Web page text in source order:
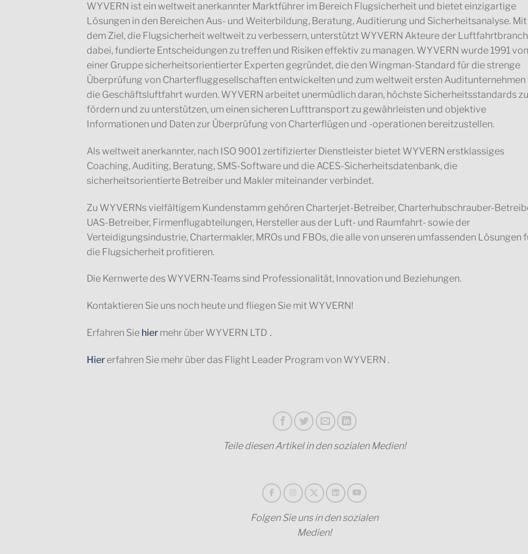
WYVERN ist ein weltweit anerkannter Marktführer im Bereich Flugsicherheit und bietet einzigartige
Lösungen in den Bereichen Aus- und Weiterbildung, Beratung, Auditierung und Sicherheitsanalyse. Mit
dem Ziel, die Flugsicherheit weltweit zu verbessern, unterstützt WYVERN Akteure der
dabei, fundierte Entscheidungen zu treffen und Risiken effektiv zu managen. WYVERN wurde 1991 von
einer Gruppe sicherheitsorientierter Experten gegründet, die den Wingman-Standard für die strenge
Überprüfung von Charterfluggesellschaften entwickelten und zum weltweit ersten Auditunternehmen
die Geschäftsluftfahrt wurden. WYVERN arbeitet unermüdlich daran, höchste Sicherheitsstandards zu
fördern und zu unterstützen, um einen sicheren Lufttransport zu gewährleisten und objektive
Informationen und Daten zur Überprüfung von Charterflügen und -operationen bereitzustellen.
Als weltweit anerkannter, nach ISO 9001 zertifizierter Dienstleister bietet WYVERN erstklassiges
Coaching, Auditing, Beratung, SMS-Software und die ACES-Sicherheitsdatenbank, die
sicherheitsorientierte Betreiber und Makler miteinander verbindet.
Zu WYVERNs vielfältigem Kundenstamm gehören Charterjet-Betreiber, Charterhubschrauber-
UAS-Betreiber, Firmenflugabteilungen, Hersteller aus der Luft- und Raumfahrt- sowie der
Verteidigungsindustrie, Chartermakler, MROs und FBOs, die alle von unseren umfassenden Lösungen
die Flugsicherheit profitieren.
Die Kernwerte des WYVERN-Teams sind Professionalität, Innovation und Beziehungen.
Kontaktieren Sie uns noch heute und fliegen Sie mit WYVERN!
Erfahren Sie hier mehr über WYVERN LTD .
Hier erfahren Sie mehr über das Flight Leader Program von WYVERN .
Teile diesen Artikel in den sozialen Medien!
Folgen Sie uns in den sozialen
Medien!